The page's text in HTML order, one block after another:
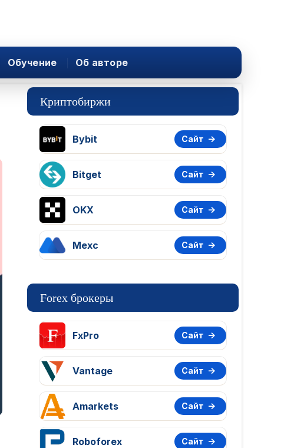
Обучение Об авторе
Криптобиржи
Bybit Сайт
Bitget Сайт
OKX Сайт
Mexc Сайт
Forex брокеры
FxPro Сайт
Vantage Сайт
Amarkets Сайт
Roboforex Сайт